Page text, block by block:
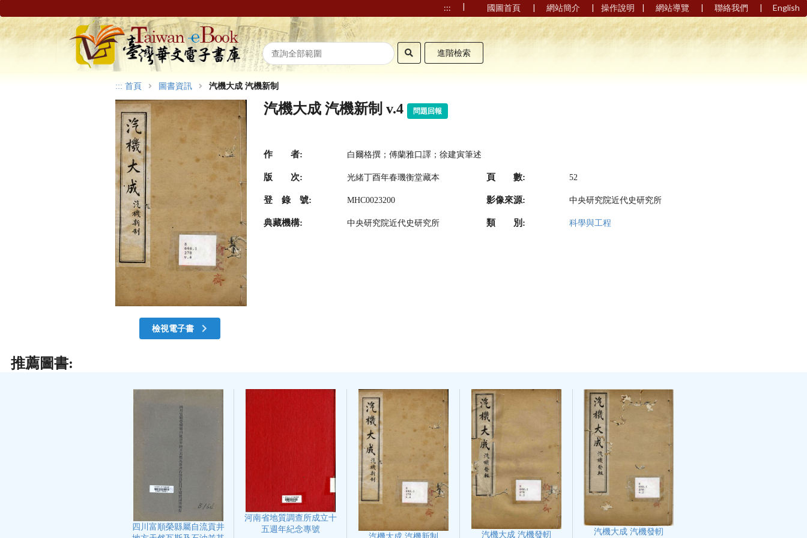
::: | 國圖首頁 | 網站簡介 | 操作說明 | 網站導覽 | 聯絡我們 | English
進階檢索
::: 首頁 圖書資訊 汽機大成 汽機新制
檢視電子書
汽機大成 汽機新制 v.4 問題回報
作 者: 白爾格撰；傅蘭雅口譯；徐建寅筆述
版 次: 光緒丁酉年春璣衡堂藏本 頁 數: 52
登 錄 號: MHC0023200 影像來源: 中央研究院近代史研究所
典藏機構: 中央研究院近代史研究所 類 別: 科學與工程
推薦圖書:
四川富順榮縣屬自流貢井
河南省地質調查所成立十
五週年紀念專號
汽機大成 汽機發軔 汽機大成 汽機發軔